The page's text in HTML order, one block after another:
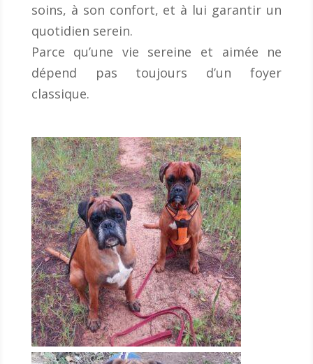
soins, à son confort, et à lui garantir un
quotidien serein.
Parce qu’une vie sereine et aimée ne
dépend pas toujours d’un foyer
classique.